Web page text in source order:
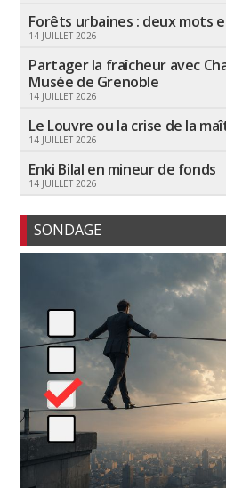
Forêts urbaines : deux mots
14 JUILLET 2026
Partager la fraîcheur avec
Musée de Grenoble
14 JUILLET 2026
Le Louvre ou la crise de la
14 JUILLET 2026
Enki Bilal en mineur de fonds
14 JUILLET 2026
SONDAGE